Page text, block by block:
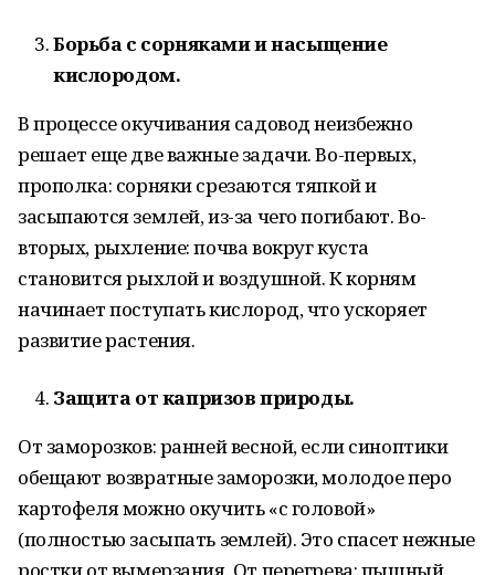
Борьба с сорняками и насыщение
кислородом.
В процессе окучивания садовод неизбежно
решает еще две важные задачи. Во-первых,
прополка: сорняки срезаются тяпкой и
засыпаются землей, из-за чего погибают. Во-
вторых, рыхление: почва вокруг куста
становится рыхлой и воздушной. К корням
начинает поступать кислород, что ускоряет
развитие растения.
Защита от капризов природы.
От заморозков: ранней весной, если синоптики
обещают возвратные заморозки, молодое перо
картофеля можно окучить «с головой»
(полностью засыпать землей). Это спасет нежные